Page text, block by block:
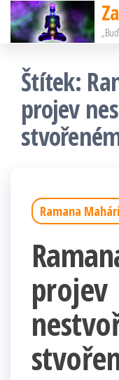
Přeskočit
na
obsahŠtítek:
projev
Ramana
projev